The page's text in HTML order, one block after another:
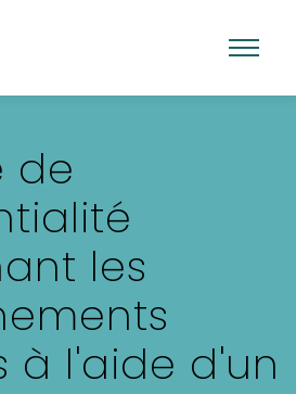
de
les
à l'aide d'un